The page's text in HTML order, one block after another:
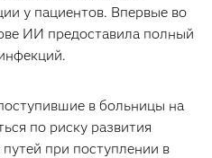
у пациентов. Впервые во
ИИ предоставила полный
в больницы на
по риску развития
при поступлении в